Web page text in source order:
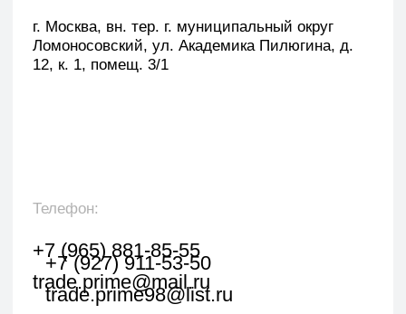
свяжется с вами в течении 1 рабочего часа.